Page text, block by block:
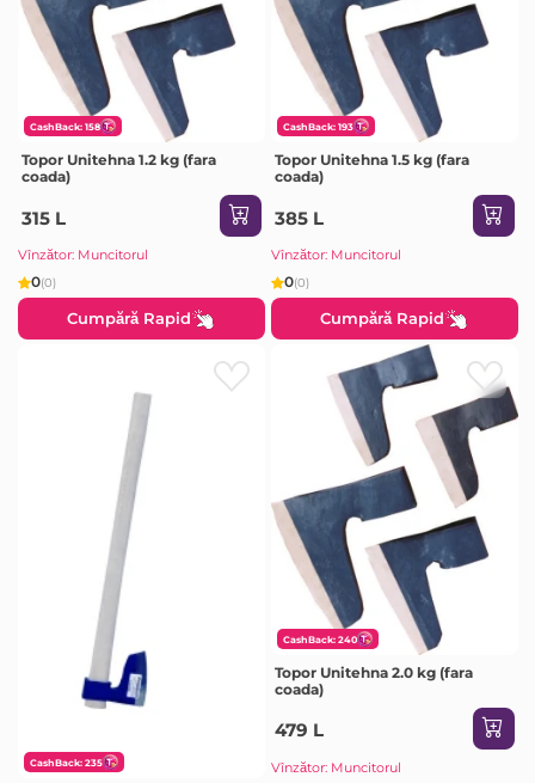
CashBack: 158
Topor Unitehna 1.2 kg (fara
coada)
315 L
Vînzător: Muncitorul
0(0)
Cumpără Rapid
CashBack: 193
Topor Unitehna 1.5 kg (fara
coada)
385 L
Vînzător: Muncitorul
0(0)
Cumpără Rapid
CashBack: 235
CashBack: 240
Topor Unitehna 2.0 kg (fara
coada)
479 L
Vînzător: Muncitorul